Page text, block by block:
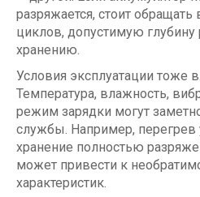
разряжается, стоит
циклов, допустимую глубину
хранению.
Условия эксплуатации тоже
Температура, влажность,
режим зарядки могут
службы. Например, перегрев
хранение полностью
может привести к
характеристик.